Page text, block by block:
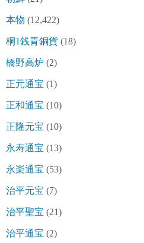
本物 (12,422)
桐1銭青銅貨 (18)
橋野高炉 (2)
正元通宝 (1)
正和通宝 (10)
正隆元宝 (10)
永寿通宝 (13)
永楽通宝 (53)
治平元宝 (7)
治平聖宝 (21)
治平通宝 (2)